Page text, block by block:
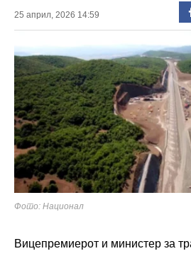
25 април, 2026 14:59
Фото: Национал
Вицепремиерот и министер за